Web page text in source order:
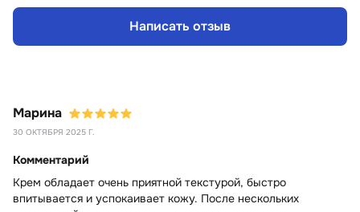
Марина
30 ОКТЯБРЯ 2025 Г.
Комментарий
Крем обладает очень приятной текстурой, быстро
впитывается и успокаивает кожу. После нескольких
Написать отзыв